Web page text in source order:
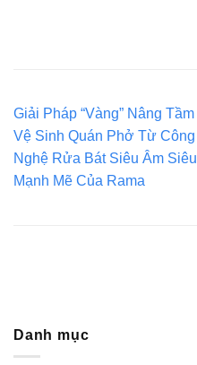
Giải Pháp “Vàng” Nâng Tầm
Vệ Sinh Quán Phở Từ Công
Nghệ Rửa Bát Siêu Âm Siêu
Mạnh Mẽ Của Rama
Danh mục